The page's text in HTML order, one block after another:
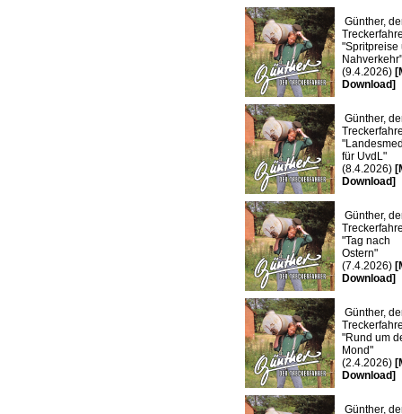
Günther,
"Spritpreise
Nahverkehr"
(9.4.2026)
Download]
Günther,
für UvdL"
(8.4.2026)
Download]
Günther,
"Tag nach
Ostern"
(7.4.2026)
Download]
Günther,
"Rund um
Mond"
(2.4.2026)
Download]
Günther,